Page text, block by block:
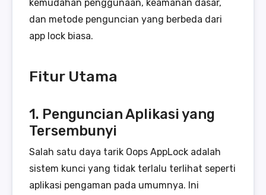
kemudahan penggunaan, keamanan dasar,
dan metode penguncian yang berbeda dari
app lock biasa.
Fitur Utama
1. Penguncian Aplikasi yang
Tersembunyi
Salah satu daya tarik Oops AppLock adalah
sistem kunci yang tidak terlalu terlihat seperti
aplikasi pengaman pada umumnya. Ini